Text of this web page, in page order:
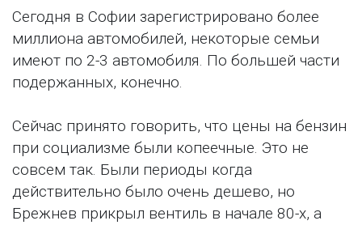
Сегодня в Софии зарегистрировано более
миллиона автомобилей, некоторые семьи
имеют по 2-3 автомобиля. По большей части
подержанных, конечно.
Сейчас принято говорить, что цены на бензин
при социализме были копеечные. Это не
совсем так. Были периоды когда
действительно было очень дешево, но
Брежнев прикрыл вентиль в начале 80-х, а